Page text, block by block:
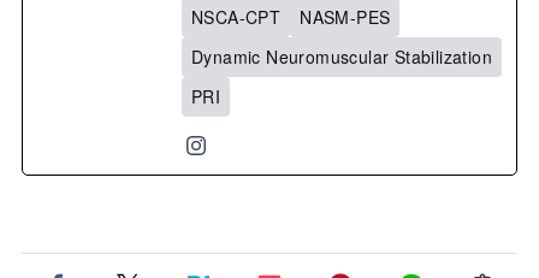
NSCA-CPT
NASM-PES
Dynamic Neuromuscular Stabilization
PRI